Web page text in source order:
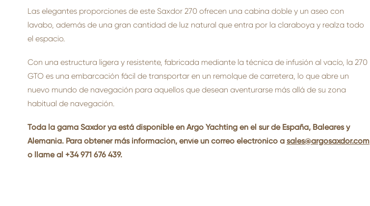
Las elegantes proporciones de este Saxdor 270 ofrecen una cabina doble y un aseo con
lavabo, además de una gran cantidad de luz natural que entra por la claraboya y realza todo
el espacio.
Con una estructura ligera y resistente, fabricada mediante la técnica de infusión al vacío, la 270
GTO es una embarcación fácil de transportar en un remolque de carretera, lo que abre un
nuevo mundo de navegación para aquellos que desean aventurarse más allá de su zona
habitual de navegación.
Toda la gama Saxdor ya está disponible en Argo Yachting en el sur de España, Baleares y
Alemania. Para obtener más información, envíe un correo electrónico a sales@argosaxdor.com
o llame al +34 971 676 439.